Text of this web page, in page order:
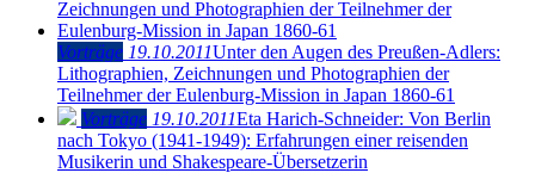
Vorträge 19.10.2011Unter den Augen des Preußen-Adlers:
Lithographien, Zeichnungen und Photographien der
Teilnehmer der Eulenburg-Mission in Japan 1860-61
Vorträge 19.10.2011Eta Harich-Schneider: Von Berlin
nach Tokyo (1941-1949): Erfahrungen einer reisenden
Musikerin und Shakespeare-Übersetzerin